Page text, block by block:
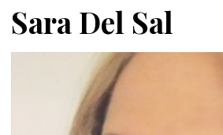
Sara Del Sal